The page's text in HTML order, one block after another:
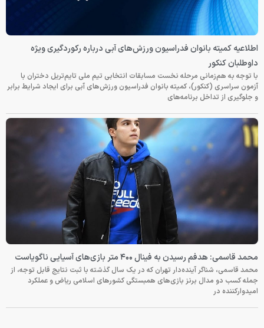
اطلاعیه کمیته بانوان فدراسیون ورزش‌های آبی درباره رکوردگیری ویژه
داوطلبان کنکور
با توجه به هم‌زمانی مرحله نخست مسابقات انتخابی تیم ملی تایم‌تریل دختران با
آزمون سراسری (کنکور)، کمیته بانوان فدراسیون ورزش‌های آبی برای ایجاد شرایط برابر
و جلوگیری از تداخل برنامه‌های
محمد قاسمی: هدفم رسیدن به فینال ۴۰۰ متر بازی‌های آسیایی ناگویاست
محمد قاسمی، شناگر آینده‌دار تهران که در یک سال گذشته با ثبت نتایج قابل توجه، از
جمله کسب دو مدال برنز بازی‌های همبستگی کشورهای اسلامی ریاض و عملکرد
امیدوارکننده در